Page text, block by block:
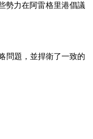
勢力在阿雷格里港倡議
問題，並捍衛了一致的